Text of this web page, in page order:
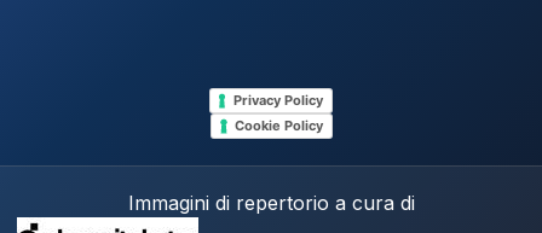
Privacy Policy
Cookie Policy
Immagini di repertorio a cura di